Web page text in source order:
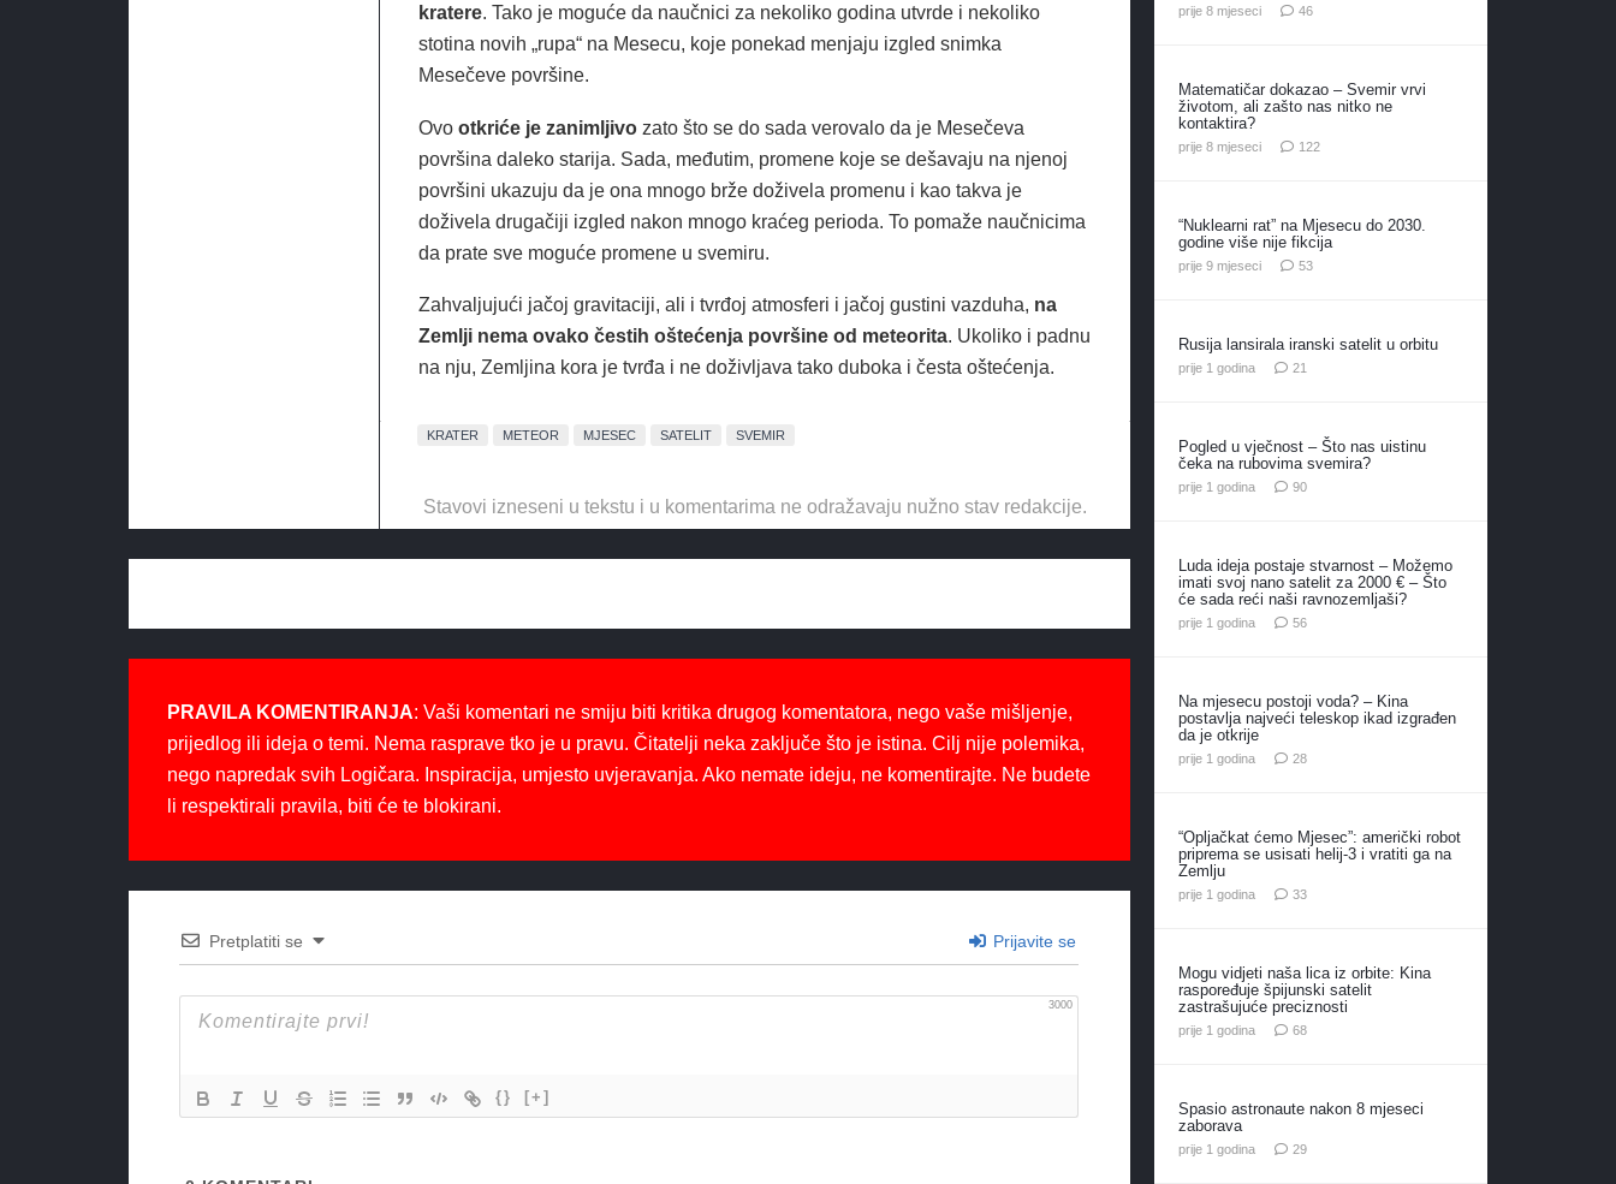
kratere. Tako je moguće da naučnici za nekoliko godina utvrde i nekoliko
stotina novih „rupa“ na Mesecu, koje ponekad menjaju izgled snimka
Mesečeve površine.
Ovootkriće je zanimljivozato što se do sada verovalo da je Mesečeva
površina daleko starija. Sada, međutim, promene koje se dešavaju na njenoj
površini ukazuju da je ona mnogo brže doživela promenu i kao takva je
doživela drugačiji izgled nakon mnogo kraćeg perioda. To pomaže naučnicima
da prate sve moguće promene u svemiru.
Zahvaljujući jačoj gravitaciji, ali i tvrđoj atmosferi i jačoj gustini vazduha, na
Zemlji nema ovako čestih oštećenja površine od meteorita. Ukoliko i padnu
na nju, Zemljina kora je tvrđa i ne doživljava tako duboka i česta oštećenja.
KRATER METEOR MJESEC SATELIT SVEMIR
Stavovi izneseni u tekstu i u komentarima ne odražavaju nužno stav redakcije.
PRAVILA KOMENTIRANJA: Vaši komentari ne smiju biti kritika drugog komentatora, nego vaše mišljenje,
prijedlog ili ideja o temi. Nema rasprave tko je u pravu. Čitatelji neka zaključe što je istina. Cilj nije polemika,
nego napredak svih Logičara. Inspiracija, umjesto uvjeravanja. Ako nemate ideju, ne komentirajte. Ne budete
li respektirali pravila, biti će te blokirani.
Pretplatiti se Prijavite se
3000
{} [+]
prije 8 mjeseci 46komentara
Matematičar dokazao – Svemir vrvi
životom, ali zašto nas nitko ne
kontaktira?
prije 8 mjeseci 122komentara
“Nuklearni rat” na Mjesecu do 2030.
godine više nije fikcija
prije 9 mjeseci 53komentara
Rusija lansirala iranski satelit u orbitu
prije 1 godina 21
Pogled u vječnost – Što nas uistinu
čeka na rubovima svemira?
prije 1 godina 90komentara
Luda ideja postaje stvarnost – Možemo
imati svoj nano satelit za 2000 € – Što
će sada reći naši ravnozemljaši?
prije 1 godina 56komentara
Na mjesecu postoji voda? – Kina
postavlja najveći teleskop ikad izgrađen
da je otkrije
prije 1 godina 28komentara
“Opljačkat ćemo Mjesec”: američki robot
priprema se usisati helij-3 i vratiti ga na
Zemlju
prije 1 godina 33komentara
Mogu vidjeti naša lica iz orbite: Kina
raspoređuje špijunski satelit
zastrašujuće preciznosti
prije 1 godina 68komentara
Spasio astronaute nakon 8 mjeseci
zaborava
prije 1 godina 29komentara